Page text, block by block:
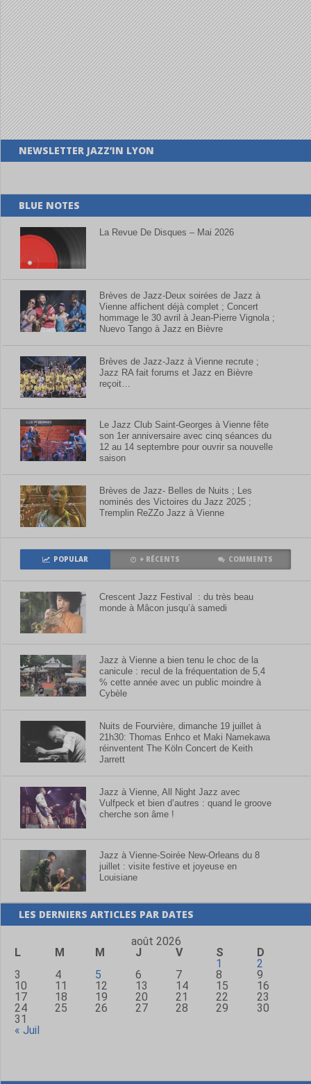
NEWSLETTER JAZZ’IN LYON
BLUE NOTES
La Revue De Disques – Mai 2026
Brèves de Jazz-Deux soirées de Jazz à
Vienne affichent déjà complet ; Concert
hommage le 30 avril à Jean-Pierre Vignola ;
Nuevo Tango à Jazz en Bièvre
Brèves de Jazz-Jazz à Vienne recrute ;
Jazz RA fait forums et Jazz en Bièvre
reçoit…
Le Jazz Club Saint-Georges à Vienne fête
son 1er anniversaire avec cinq séances du
12 au 14 septembre pour ouvrir sa nouvelle
saison
Brèves de Jazz- Belles de Nuits ; Les
nominés des Victoires du Jazz 2025 ;
Tremplin ReZZo Jazz à Vienne
POPULAR + RÉCENTS COMMENTS
Crescent Jazz Festival : du très beau
monde à Mâcon jusqu’à samedi
Jazz à Vienne a bien tenu le choc de la
canicule : recul de la fréquentation de 5,4
% cette année avec un public moindre à
Cybèle
Nuits de Fourvière, dimanche 19 juillet à
21h30: Thomas Enhco et Maki Namekawa
réinventent The Köln Concert de Keith
Jarrett
Jazz à Vienne, All Night Jazz avec
Vulfpeck et bien d’autres : quand le groove
cherche son âme !
Jazz à Vienne-Soirée New-Orleans du 8
juillet : visite festive et joyeuse en
Louisiane
LES DERNIERS ARTICLES PAR DATES
août 2026
L
M M J V S
D
1
2
3
4 5 6 7 8
9
10
11 12 13 14 15
16
17
18 19 20 21 22
23
24
25 26 27 28 29
30
31
« Juil